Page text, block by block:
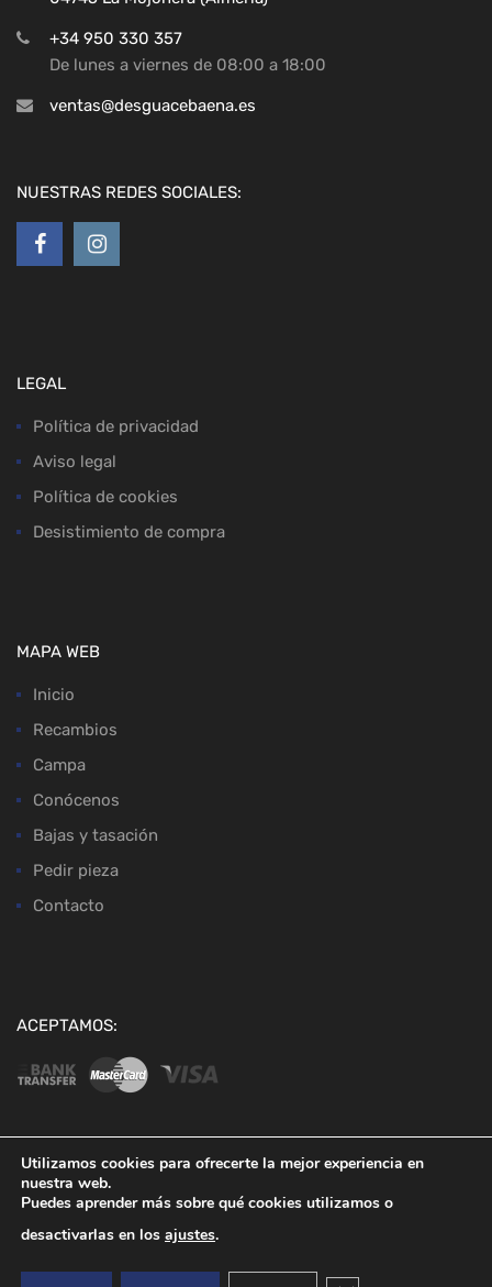
+34 950 330 357
De lunes a viernes de 08:00 a 18:00
ventas@desguacebaena.es
NUESTRAS REDES SOCIALES:
LEGAL
Política de privacidad
Aviso legal
Política de cookies
Desistimiento de compra
MAPA WEB
Inicio
Recambios
Campa
Conócenos
Bajas y tasación
Pedir pieza
Contacto
ACEPTAMOS:
Utilizamos cookies para ofrecerte la mejor experiencia en
nuestra web.
Puedes aprender más sobre qué cookies utilizamos o
desactivarlas en los ajustes.